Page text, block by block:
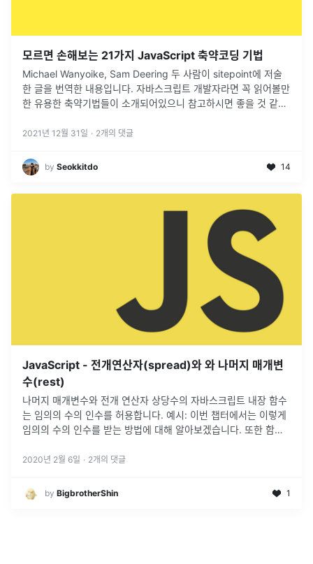
모르면 손해보는 21가지 JavaScript 축약코딩 기법
Michael Wanyoike, Sam Deering 두 사람이 sitepoint에 저술
한 글을 번역한 내용입니다. 자바스크립트 개발자라면 꼭 읽어볼만
한 유용한 축약기법들이 소개되어있으니 참고하시면 좋을 것 같습
2021년 12월 31일 · 2개의 댓글
by Seokkitdo 14
JavaScript - 전개연산자(spread)와 와 나머지 매개변
수(rest)
나머지 매개변수와 전개 연산자 상당수의 자바스크립트 내장 함수
는 임의의 수의 인수를 허용합니다. 예시: 이번 챕터에서는 이렇게
임의의 수의 인수를 받는 방법에 대해 알아보겠습니다. 또한 함수
나머지 매개...
2020년 2월 6일 · 2개의 댓글
by BigbrotherShin 1